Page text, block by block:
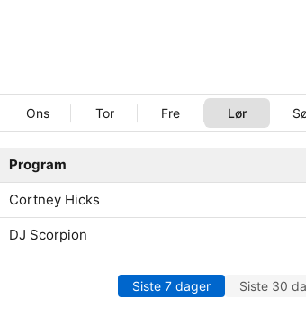
Ons Tor Fre Lør
Program
Cortney Hicks
DJ Scorpion
Siste 7 dager Siste 30